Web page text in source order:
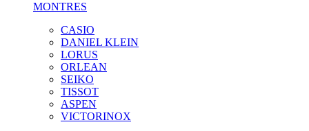
MONTRES
CASIO
DANIEL KLEIN
LORUS
ORLEAN
SEIKO
TISSOT
ASPEN
VICTORINOX